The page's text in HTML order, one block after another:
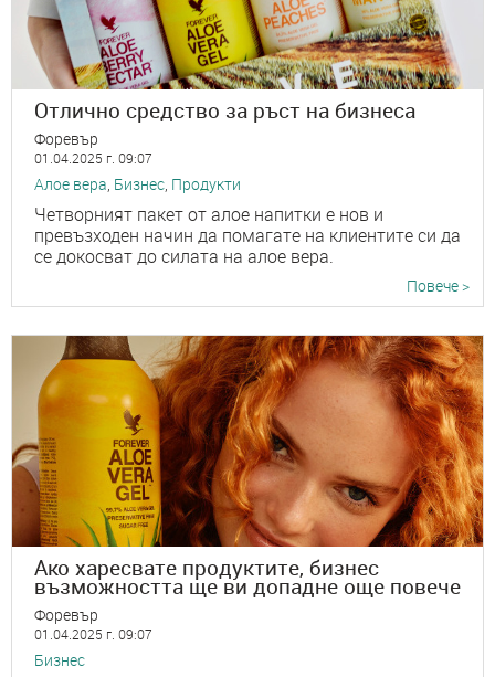
Отлично средство за ръст на бизнеса
Форевър
01.04.2025 г. 09:07
Алое вера, Бизнес, Продукти
Четворният пакет от алое напитки е нов и
превъзходен начин да помагате на клиентите си да
се докосват до силата на алое вера.
Повече >
Ако харесвате продуктите, бизнес
възможността ще ви допадне още повече
Форевър
01.04.2025 г. 09:07
Бизнес